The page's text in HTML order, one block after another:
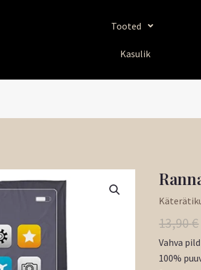
Tooted
Kasulik
13,90€
Vahva
100%
kogus